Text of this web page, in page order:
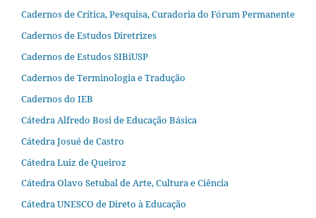
Cadernos de Crítica, Pesquisa, Curadoria do Fórum Permanente
Cadernos de Estudos Diretrizes
Cadernos de Estudos SIBiUSP
Cadernos de Terminologia e Tradução
Cadernos do IEB
Cátedra Alfredo Bosi de Educação Básica
Cátedra Josué de Castro
Cátedra Luiz de Queiroz
Cátedra Olavo Setubal de Arte, Cultura e Ciência
Cátedra UNESCO de Direto à Educação